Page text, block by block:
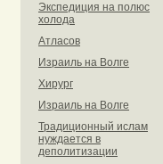
Экспедиция на полюс
холода
Атласов
Израиль на Волге
Хирург
Израиль на Волге
Традиционный ислам
нуждается в
деполитизации